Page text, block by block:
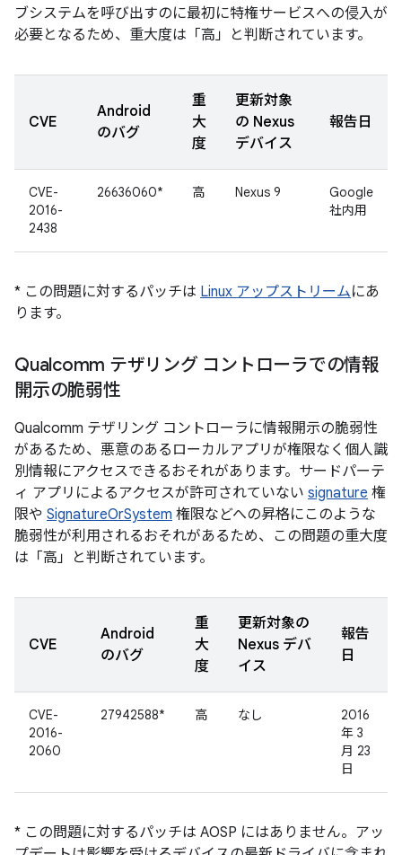
ブシステムを呼び出すのに最初に特権サービスへの侵入が
必要となるため、重大度は「高」と判断されています。
CVE
Android
のバグ
重
大
度
更新対象
の Nexus
デバイス
報告日
CVE-
2016-
2438
26636060* 高 Nexus 9
Google
社内用
* この問題に対するパッチは Linux アップストリームにあ
ります。
Qualcomm テザリング コントローラでの情報
開示の脆弱性
Qualcomm テザリング コントローラに情報開示の脆弱性
があるため、悪意のあるローカルアプリが権限なく個人識
別情報にアクセスできるおそれがあります。サードパーテ
ィ アプリによるアクセスが許可されていない signature 権
限や SignatureOrSystem 権限などへの昇格にこのような
脆弱性が利用されるおそれがあるため、この問題の重大度
は「高」と判断されています。
CVE
Android
のバグ
重
大
度
更新対象の
Nexus デバ
イス
報告
日
CVE-
2016-
2060
27942588* 高 なし
2016
年 3
月 23
日
* この問題に対するパッチは AOSP にはありません。アッ